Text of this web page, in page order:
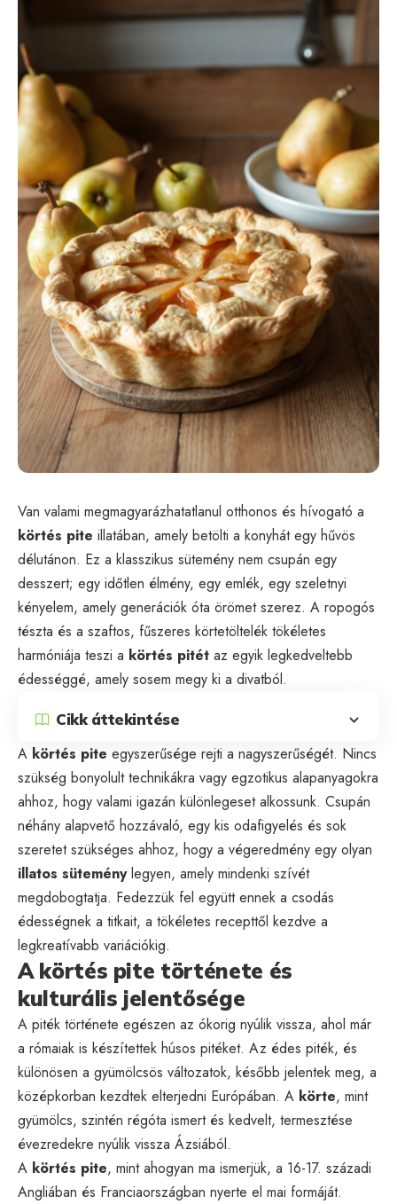
Van valami megmagyarázhatatlanul otthonos és hívogató a
körtés pite illatában, amely betölti a konyhát egy hűvös
délutánon. Ez a klasszikus sütemény nem csupán egy
desszert; egy időtlen élmény, egy emlék, egy szeletnyi
kényelem, amely generációk óta örömet szerez. A ropogós
tészta és a szaftos, fűszeres körtetöltelék tökéletes
harmóniája teszi a körtés pitét az egyik legkedveltebb
édességgé, amely sosem megy ki a divatból.
Cikk áttekintése
A körtés pite egyszerűsége rejti a nagyszerűségét. Nincs
szükség bonyolult technikákra vagy egzotikus alapanyagokra
ahhoz, hogy valami igazán különlegeset alkossunk. Csupán
néhány alapvető hozzávaló, egy kis odafigyelés és sok
szeretet szükséges ahhoz, hogy a végeredmény egy olyan
illatos süteménylegyen, amely mindenki szívét
megdobogtatja. Fedezzük fel együtt ennek a csodás
édességnek a titkait, a tökéletes recepttől kezdve a
legkreatívabb variációkig.
A körtés pite története és
kulturális jelentősége
A piték története egészen az ókorig nyúlik vissza, ahol már
a rómaiak is készítettek húsos pitéket. Az édes piték, és
különösen a gyümölcsös változatok, később jelentek meg, a
középkorban kezdtek elterjedni Európában. A körte, mint
gyümölcs, szintén régóta ismert és kedvelt, termesztése
évezredekre nyúlik vissza Ázsiából.
A körtés pite, mint ahogyan ma ismerjük, a 16-17. századi
Angliában és Franciaországban nyerte el mai formáját.